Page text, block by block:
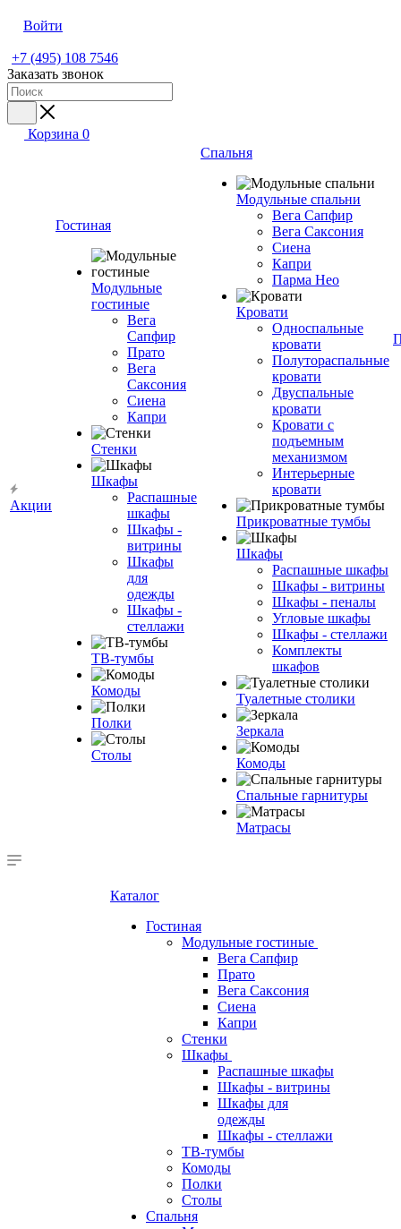
Войти
+7 (495) 108 7546
Заказать звонок
Корзина 0
Акции
Гостиная
Модульные
гостиные
Вега
Сапфир
Прато
Вега
Саксония
Сиена
Капри
Стенки
Шкафы
Распашные
шкафы
Шкафы -
витрины
Шкафы
для
одежды
Шкафы -
стеллажи
ТВ-тумбы
Комоды
Полки
Столы
Спальня
Модульные спальни
Вега Сапфир
Вега Саксония
Сиена
Капри
Парма Нео
Кровати
Односпальные
кровати
Полутораспальные
кровати
Двуспальные
кровати
Кровати с
подъемным
механизмом
Интерьерные
кровати
Прикроватные тумбы
Шкафы
Распашные шкафы
Шкафы - витрины
Шкафы - пеналы
Угловые шкафы
Шкафы - стеллажи
Комплекты
шкафов
Туалетные столики
Зеркала
Комоды
Спальные гарнитуры
Матрасы
Каталог
Гостиная
Модульные гостиные
Вега Сапфир
Прато
Вега Саксония
Сиена
Капри
Стенки
Шкафы
Распашные шкафы
Шкафы - витрины
Шкафы для
одежды
Шкафы - стеллажи
ТВ-тумбы
Комоды
Полки
Столы
Спальня